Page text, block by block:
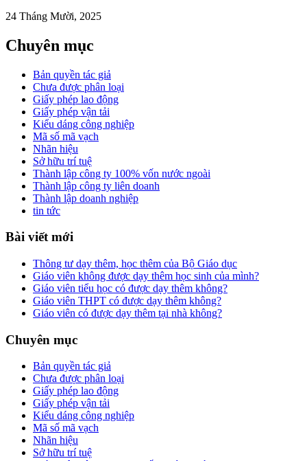
24 Tháng Mười, 2025
Chuyên mục
Bản quyền tác giả
Chưa được phân loại
Giấy phép lao động
Giấy phép vận tải
Kiểu dáng công nghiệp
Mã số mã vạch
Nhãn hiệu
Sở hữu trí tuệ
Thành lập công ty 100% vốn nước ngoài
Thành lập công ty liên doanh
Thành lập doanh nghiệp
tin tức
Bài viết mới
Thông tư dạy thêm, học thêm của Bộ Giáo dục
Giáo viên không được dạy thêm học sinh của mình?
Giáo viên tiểu học có được dạy thêm không?
Giáo viên THPT có được dạy thêm không?
Giáo viên có được dạy thêm tại nhà không?
Chuyên mục
Bản quyền tác giả
Chưa được phân loại
Giấy phép lao động
Giấy phép vận tải
Kiểu dáng công nghiệp
Mã số mã vạch
Nhãn hiệu
Sở hữu trí tuệ